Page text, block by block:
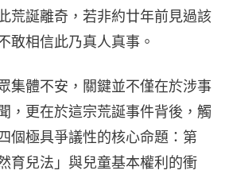
荒誕離奇，若非約廿年前見過該
敢相信此乃真人真事。
集體不安，關鍵並不僅在於涉事
，更在於這宗荒誕事件背後，觸
個極具爭議性的核心命題：第
育兒法」與兒童基本權利的衝